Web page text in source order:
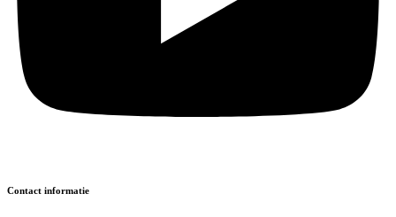
Contact informatie